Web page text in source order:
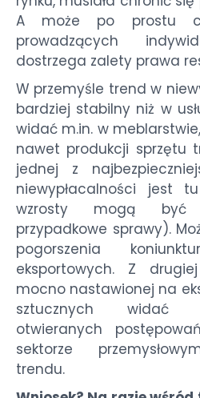
A może po prostu
prowadzących
dostrzega zalety prawa
W przemyśle trend w
bardziej stabilny niż w
widać m.in. w
nawet produkcji sprzętu
jednej z
niewypłacalności jest
wzrosty mogą być
przypadkowe sprawy).
pogorszenia
eksportowych. Z
mocno nastawionej na
sztucznych widać
otwieranych
sektorze
trendu.